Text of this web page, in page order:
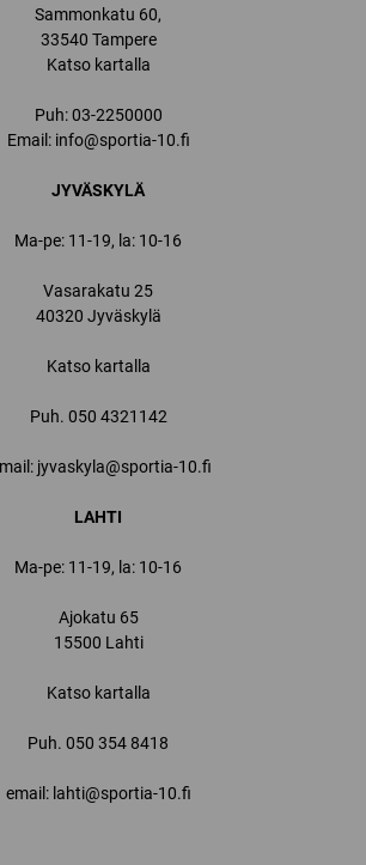
Sammonkatu 60,
33540 Tampere
Katso kartalla
Puh:03-2250000
Email: info@sportia-10.fi
JYVÄSKYLÄ
Ma-pe: 11-19, la: 10-16
Vasarakatu 25
40320 Jyväskylä
Katso kartalla
Puh. 050 4321142
jyvaskyla@sportia-10.fi
LAHTI
Ma-pe: 11-19, la: 10-16
Ajokatu 65
15500 Lahti
Katso kartalla
Puh. 050 354 8418
email: lahti@sportia-10.fi